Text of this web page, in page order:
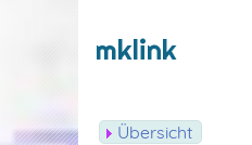
mklink
Übersicht